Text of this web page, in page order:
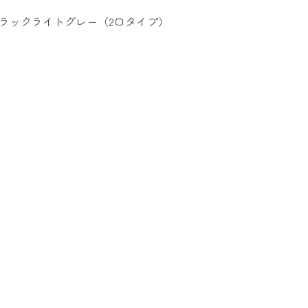
ックライトグレー（2口タイプ）